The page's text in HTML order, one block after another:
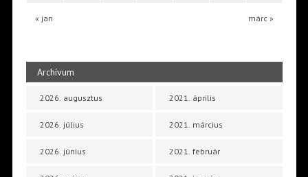
« jan márc »
Archívum
2026. augusztus
2026. július
2026. június
2021. április
2021. március
2021. február